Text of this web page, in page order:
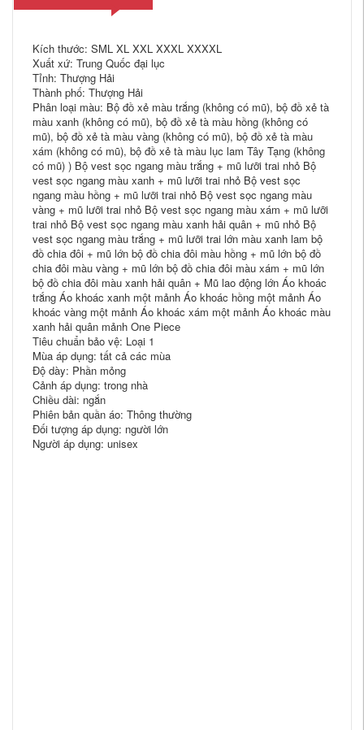
Kích thước: SML XL XXL XXXL XXXXL
Xuất xứ: Trung Quốc đại lục
Tỉnh: Thượng Hải
Thành phố: Thượng Hải
Phân loại màu: Bộ đồ xẻ màu trắng (không có mũ), bộ đồ xẻ tà
màu xanh (không có mũ), bộ đồ xẻ tà màu hồng (không có
mũ), bộ đồ xẻ tà màu vàng (không có mũ), bộ đồ xẻ tà màu
xám (không có mũ), bộ đồ xẻ tà màu lục lam Tây Tạng (không
có mũ) ) Bộ vest sọc ngang màu trắng + mũ lưỡi trai nhỏ Bộ
vest sọc ngang màu xanh + mũ lưỡi trai nhỏ Bộ vest sọc
ngang màu hồng + mũ lưỡi trai nhỏ Bộ vest sọc ngang màu
vàng + mũ lưỡi trai nhỏ Bộ vest sọc ngang màu xám + mũ lưỡi
trai nhỏ Bộ vest sọc ngang màu xanh hải quân + mũ nhỏ Bộ
vest sọc ngang màu trắng + mũ lưỡi trai lớn màu xanh lam bộ
đồ chia đôi + mũ lớn bộ đồ chia đôi màu hồng + mũ lớn bộ đồ
chia đôi màu vàng + mũ lớn bộ đồ chia đôi màu xám + mũ lớn
bộ đồ chia đôi màu xanh hải quân + Mũ lao động lớn Áo khoác
trắng Áo khoác xanh một mảnh Áo khoác hồng một mảnh Áo
khoác vàng một mảnh Áo khoác xám một mảnh Áo khoác màu
xanh hải quân mảnh One Piece
Tiêu chuẩn bảo vệ: Loại 1
Mùa áp dụng: tất cả các mùa
Độ dày: Phần mỏng
Cảnh áp dụng: trong nhà
Chiều dài: ngắn
Phiên bản quần áo: Thông thường
Đối tượng áp dụng: người lớn
Người áp dụng: unisex